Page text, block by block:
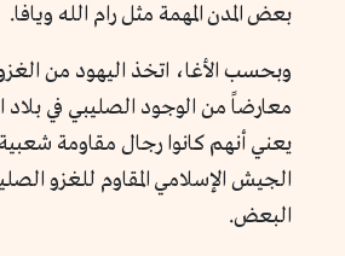
بعض المدن المهمة مثل رام الله ويافا.
وبحسب الأغا، اتخذ اليهود من
معارضاً من الوجود الصليبي في بلاد
يعني أنهم كانوا رجال مقاومة شعبية
الجيش الإسلامي المقاوم للغزو
البعض.